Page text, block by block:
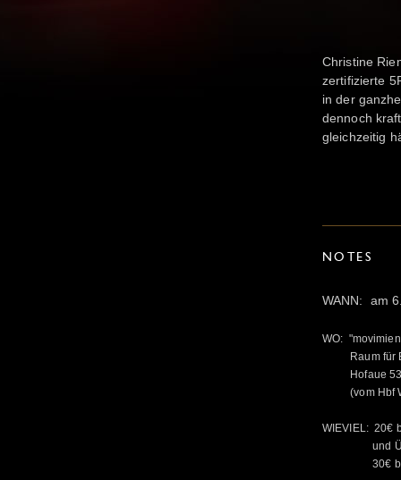
Christine
zertifizierte
in der
dennoch
gleichzeitig
NOTES
WANN: am
WO:
Raum für
Hofaue 53 -
(vom Hbf
WIEVIEL: 20€
und
30€ bei